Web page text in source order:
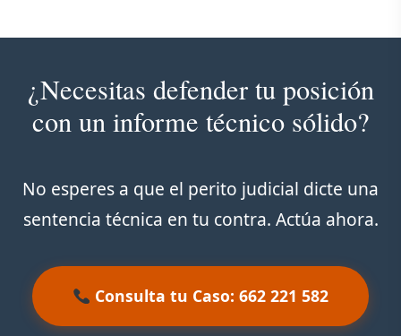
¿Necesitas defender tu posición
con un informe técnico sólido?
No esperes a que el perito judicial dicte una
sentencia técnica en tu contra. Actúa ahora.
Consulta tu Caso: 662 221 582